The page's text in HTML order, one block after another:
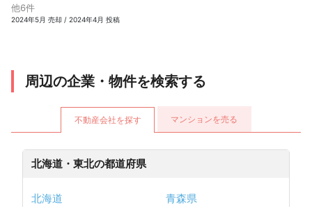
他6件
2024年5月 売却 / 2024年4月 投稿
周辺の企業・物件を検索する
不動産会社を探す マンションを売る
北海道・東北の都道府県
北海道
青森県